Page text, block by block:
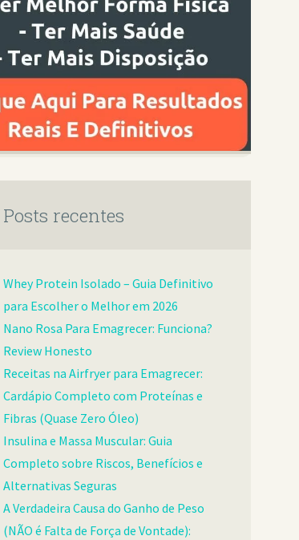
Posts recentes
Whey Protein Isolado – Guia Definitivo
para Escolher o Melhor em 2026
Nano Rosa Para Emagrecer: Funciona?
Review Honesto
Receitas na Airfryer para Emagrecer:
Cardápio Completo com Proteínas e
Fibras (Quase Zero Óleo)
Insulina e Massa Muscular: Guia
Completo sobre Riscos, Benefícios e
Alternativas Seguras
A Verdadeira Causa do Ganho de Peso
(NÃO é Falta de Força de Vontade):